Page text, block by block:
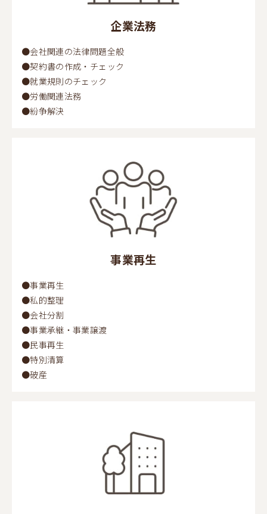
企業法務
●会社関連の法律問題全般
●契約書の作成・チェック
●就業規則のチェック
●労働関連法務
●紛争解決
事業再生
●事業再生
●私的整理
●会社分割
●事業承継・事業譲渡
●民事再生
●特別清算
●破産